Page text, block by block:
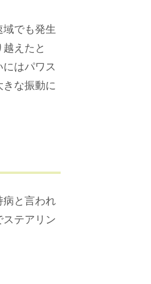
でも発生
えたと
はパワス
きな振動に
病と言われ
ステアリン